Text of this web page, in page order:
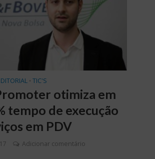
• TIC'S
otimiza em
tempo de execução
em PDV
Adicionar comentário